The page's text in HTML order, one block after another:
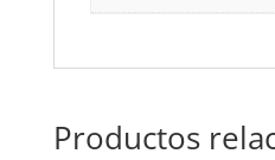
Productos